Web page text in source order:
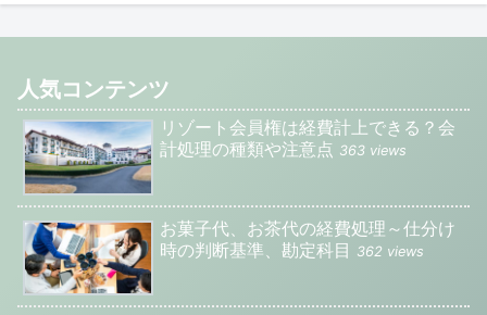
人気コンテンツ
リゾート会員権は経費計上できる？会
計処理の種類や注意点 363 views
お菓子代、お茶代の経費処理～仕分け
時の判断基準、勘定科目 362 views